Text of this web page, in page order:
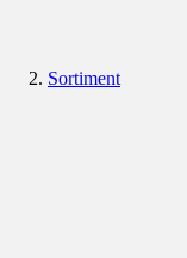
Sortiment